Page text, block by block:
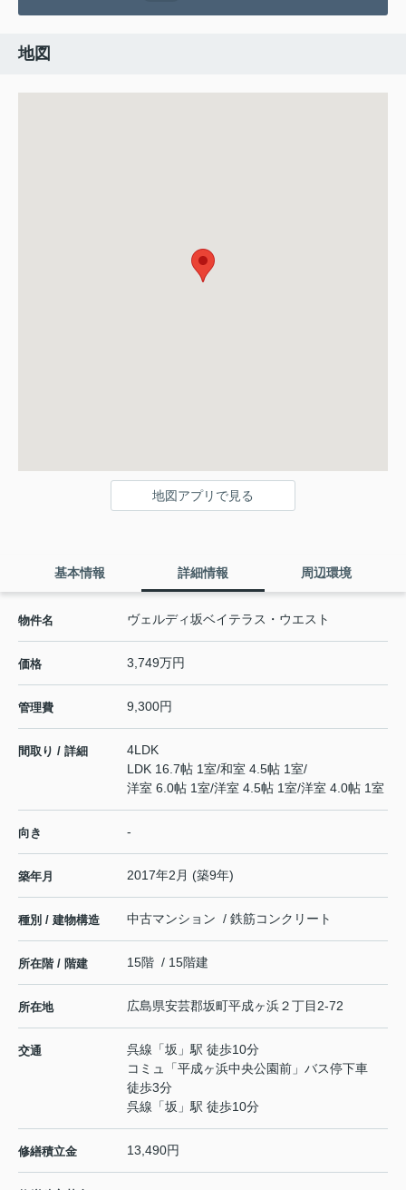
地図
地図アプリで見る
基本情報 詳細情報 周辺環境
物件名 ヴェルディ坂ベイテラス・ウエスト
価格 3,749万円
管理費 9,300円
間取り / 詳細
4LDK
LDK 16.7帖 1室/和室 4.5帖 1室/
洋室 6.0帖 1室/洋室 4.5帖 1室/洋室 4.0帖 1室
向き -
築年月 2017年2月 (築9年)
種別 / 建物構造 中古マンション / 鉄筋コンクリート
所在階 / 階建 15階 / 15階建
所在地 広島県安芸郡坂町平成ヶ浜２丁目2-72
交通 呉線 「坂 」駅 徒歩10分
コミュ「平成ヶ浜中央公園前」バス停下車
徒歩3分
呉線 「坂 」駅 徒歩10分
修繕積立金 13,490円